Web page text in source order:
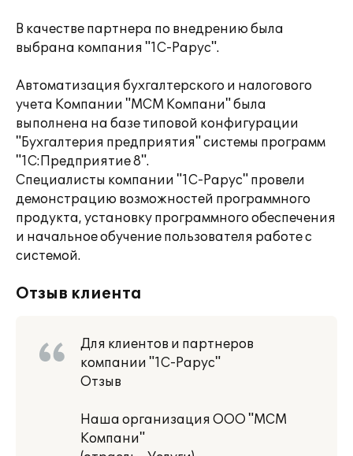
В качестве партнера по внедрению была
выбрана компания "1С-Рарус".
Автоматизация бухгалтерского и налогового
учета Компании "МСМ Компани" была
выполнена на базе типовой конфигурации
"Бухгалтерия предприятия" системы программ
"1С:Предприятие 8".
Специалисты компании "1С-Рарус" провели
демонстрацию возможностей программного
продукта, установку программного обеспечения
и начальное обучение пользователя работе с
системой.
Отзыв клиента
Для клиентов и партнеров
компании "1С-Рарус"
Отзыв
Наша организация ООО "МСМ
Компани"